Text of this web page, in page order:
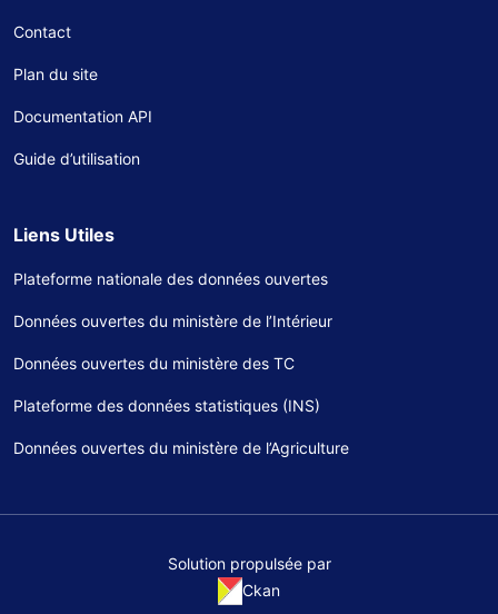
Contact
Plan du site
Documentation API
Guide d’utilisation
Liens Utiles
Plateforme nationale des données ouvertes
Données ouvertes du ministère de l’Intérieur
Données ouvertes du ministère des TC
Plateforme des données statistiques (INS)
Données ouvertes du ministère de l’Agriculture
Solution propulsée par
Ckan